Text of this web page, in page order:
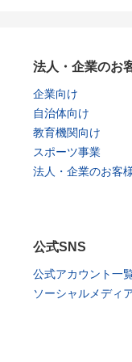
法人・企業のお
企業向け
自治体向け
教育機関向け
スポーツ事業
法人・企業のお客
公式SNS
公式アカウント一
ソーシャルメディ